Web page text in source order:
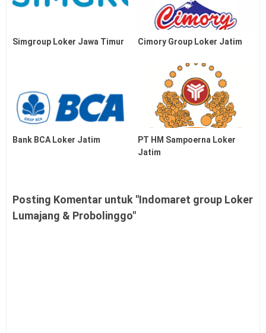
Simgroup Loker Jawa Timur Cimory Group Loker Jatim
Bank BCA Loker Jatim
PT HM Sampoerna Loker
Jatim
Posting Komentar untuk "Indomaret group Loker
Lumajang & Probolinggo"